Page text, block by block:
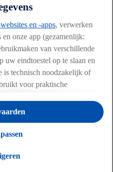
we in twee jaar tijd meer
verminderden we onze
en -apps, verwerken
onze app (gezamenlijk:
van verschillende
uw eindtoestel op te slaan en
is technisch noodzakelijk of
voor praktische
diensten aan te bieden. Als u
worden voor deze
over uw koopgedrag in de
voor gepersonaliseerde